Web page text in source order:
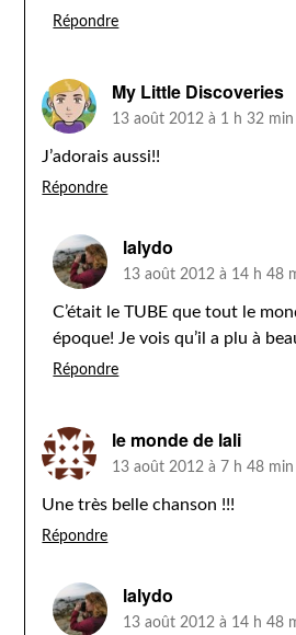
Répondre
My Little Discoveries
13 août 2012 à 1 h 32 min
J’adorais aussi!!
Répondre
lalydo
13 août 2012 à 14 h 48
C’était le TUBE que tout le
époque! Je vois qu’il a plu à
Répondre
le monde de lali
13 août 2012 à 7 h 48 min
Une très belle chanson !!!
Répondre
lalydo
13 août 2012 à 14 h 48